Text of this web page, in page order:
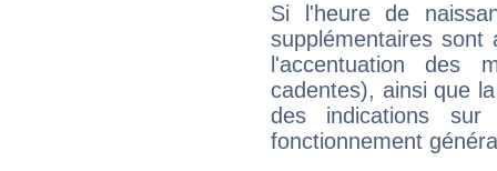
Si l'heure de
supplémentaires sont
l'accentuation des
cadentes), ainsi que
des indications sur
fonctionnement